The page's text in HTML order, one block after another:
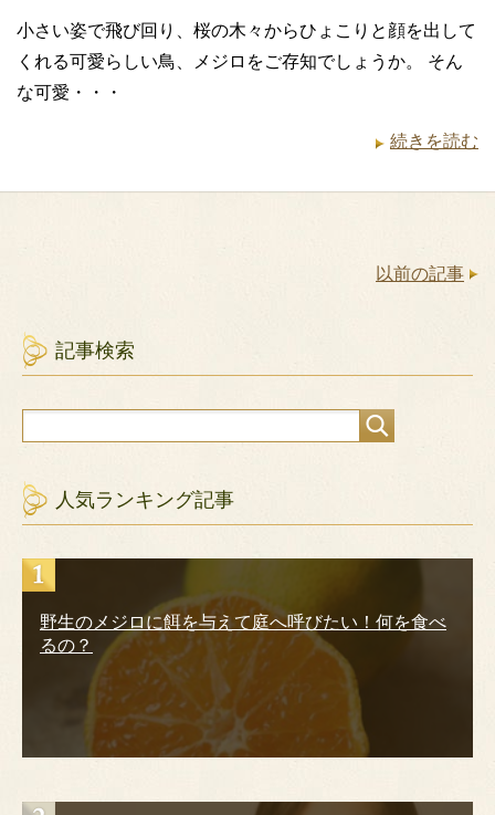
小さい姿で飛び回り、桜の木々からひょこりと顔を出して
くれる可愛らしい鳥、メジロをご存知でしょうか。 そん
な可愛・・・
続きを読む
以前の記事
記事検索
人気ランキング記事
野生のメジロに餌を与えて庭へ呼びたい！何を食べ
るの？